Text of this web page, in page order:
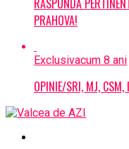
RĂSPUNDĂ
PRAHOVA!
Exclusivacum 8 ani
OPINIE/SRI, MJ,